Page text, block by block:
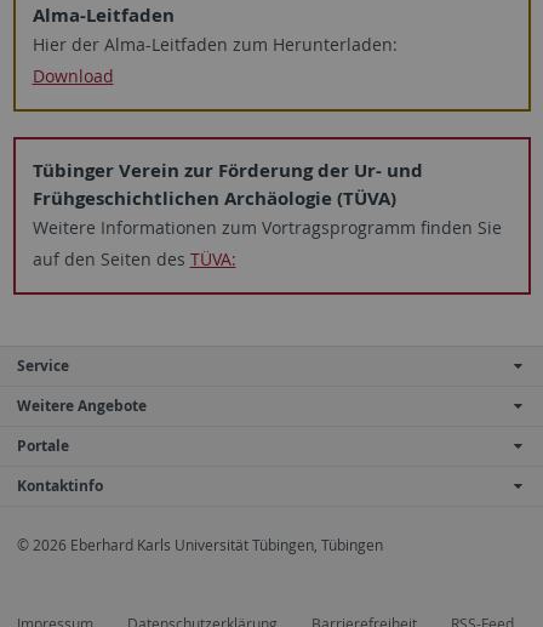
Alma-Leitfaden
Hier der Alma-Leitfaden zum Herunterladen:
Download
Tübinger Verein zur Förderung der Ur- und
Frühgeschichtlichen Archäologie (TÜVA)
Weitere Informationen zum Vortragsprogramm finden Sie
auf den Seiten des TÜVA:
Service
Weitere Angebote
Portale
Kontaktinfo
© 2026 Eberhard Karls Universität Tübingen, Tübingen